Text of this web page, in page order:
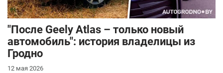
"После Geely Atlas – только новый
автомобиль": история владелицы из
Гродно
12 мая 2026